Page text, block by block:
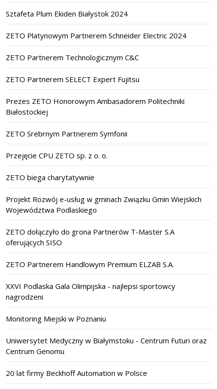
Sztafeta Plum Ekiden Białystok 2024
ZETO Platynowym Partnerem Schneider Electric 2024
ZETO Partnerem Technologicznym C&C
ZETO Partnerem SELECT Expert Fujitsu
Prezes ZETO Honorowym Ambasadorem Politechniki
Białostockiej
ZETO Srebrnym Partnerem Symfonii
Przejęcie CPU ZETO sp. z o. o.
ZETO biega charytatywnie
Projekt Rozwój e-usług w gminach Związku Gmin Wiejskich
Województwa Podlaskiego
ZETO dołączyło do grona Partnerów T-Master S.A
oferujących SISO
ZETO Partnerem Handlowym Premium ELZAB S.A.
XXVI Podlaska Gala Olimpijska - najlepsi sportowcy
nagrodzeni
Monitoring Miejski w Poznaniu
Uniwersytet Medyczny w Białymstoku - Centrum Futuri oraz
Centrum Genomu
20 lat firmy Beckhoff Automation w Polsce